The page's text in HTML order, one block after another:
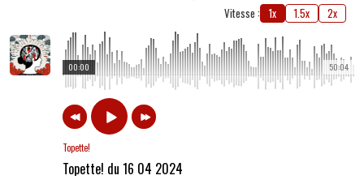
Vitesse : 1x 1.5x 2x
50:04
00:00
Topette!
Topette! du 16 04 2024